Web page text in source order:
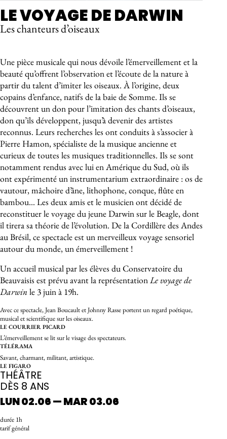
LE VOYAGE DE DARWIN
Les chanteurs d’oiseaux
À propos de l'événement
Une pièce musicale qui nous dévoile l’émerveillement et la
beauté qu’offrent l’observation et l’écoute de la nature à
partir du talent d’imiter les oiseaux. À l’origine, deux
copains d’enfance, natifs de la baie de Somme. Ils se
découvrent un don pour l’imitation des chants d’oiseaux,
don qu’ils développent, jusqu’à devenir des artistes
reconnus. Leurs recherches les ont conduits à s’associer à
Pierre Hamon, spécialiste de la musique ancienne et
curieux de toutes les musiques traditionnelles. Ils se sont
notamment rendus avec lui en Amérique du Sud, où ils
ont expérimenté un instrumentarium extraordinaire : os de
vautour, mâchoire d’âne, lithophone, conque, flûte en
bambou… Les deux amis et le musicien ont décidé de
reconstituer le voyage du jeune Darwin sur le Beagle, dont
il tirera sa théorie de l’évolution. De la Cordillère des Andes
au Brésil, ce spectacle est un merveilleux voyage sensoriel
autour du monde, un émerveillement !
Un accueil musical par les élèves du Conservatoire du
Beauvaisis est prévu avant la représentationLe voyage de
Darwinle 3 juin à 19h.
Avec ce spectacle, Jean Boucault et Johnny Rasse portent un regard poétique,
musical et scientifique sur les oiseaux.
LE COURRIER PICARD
L’émerveillement se lit sur le visage des spectateurs.
TÉLÉRAMA
Savant, charmant, militant, artistique.
LE FIGARO
THÉÂTRE
DÈS 8 ANS
LUN 02.06 — MAR 03.06
durée 1h
tarif général